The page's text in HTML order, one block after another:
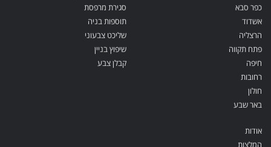
כפר סבא
אשדוד
הרצליה
פתח תקווה
חיפה
רחובות
חולון
באר שבע
סגירת מרפסת
תוספות בניה
שליכט צבעוני
שיפוץ בניין
קבלן צבע
אודות
המלצות